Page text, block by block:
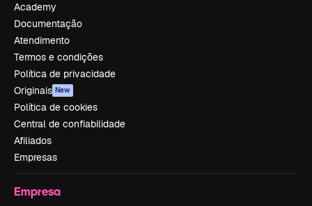
Academy
Documentação
Atendimento
Termos e condições
Política de privacidade
Originais New
Política de cookies
Central de confiabilidade
Afiliados
Empresas
Empresa